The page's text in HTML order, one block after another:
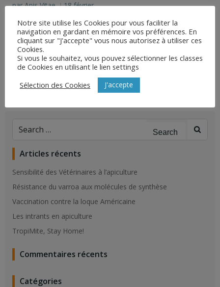
par Apis Vitae |18 février
Des nouvelles du dispositif OMAA
Un super job ouvert pour un.e Ingénieur.e d’étude
en épidémiologie – épidémio surveillance intéressé.e
par l’apiculture : la coordination […]
La Suite
Search
Articles récents
Sensibilité des Vétérinaires à l’apiculture
Résistance du varroa aux molécules de synthèse
Vaccination contre la loque Américaine
Les intrants en apiculture
TropiMite, Stay Home!
Commentaires récents
Catégories
Notre site utilise les Cookies pour vous faciliter la
navigation en gardant en mémoire vos préférences. En
cliquant sur "J'accepte" vous nous autorisez à utiliser ces
Cookies.
Si vous le souhaitez, vous pouvez sélectionner les classes
de Cookies en utilisant le lien settings
Sélection des Cookies
J'accepte